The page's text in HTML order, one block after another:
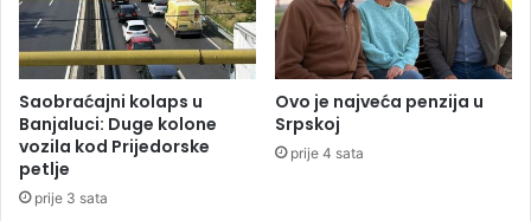
u
R
e
p
u
b
i
c
b
o
n
p
r
a
Saobraćajni kolaps u
Banjaluci: Duge kolone
vozila kod Prijedorske
petlje
prije 3 sata
Ovo je najveća penzija u
Srpskoj
prije 4 sata